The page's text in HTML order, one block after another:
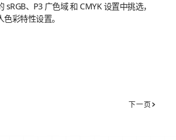
sRGB、P3 广色域 和 CMYK 设置中挑选，
彩特性设置。
下一页